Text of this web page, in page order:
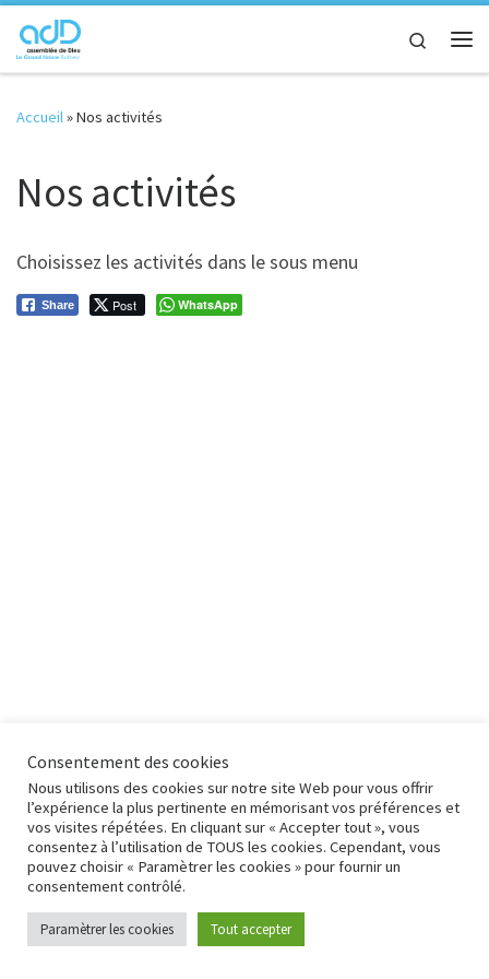
Passer au contenu
Search
Accueil»Nos activités
Nos activités
Choisissez les activités dans le sous menu
Share Post WhatsApp
© 2026adD Bolbec– Tous droits réservés
Propulsé parWP Thème Customizr
Consentement des cookies
Nous utilisons des cookies sur notre site Web pour vous offrir
l’expérience la plus pertinente en mémorisant vos préférences et
vos visites répétées. En cliquant sur « Accepter tout », vous
consentez à l’utilisation de TOUS les cookies. Cependant, vous
pouvez choisir « Paramètrer les cookies » pour fournir un
consentement contrôlé.
Paramètrer les cookies Tout accepter